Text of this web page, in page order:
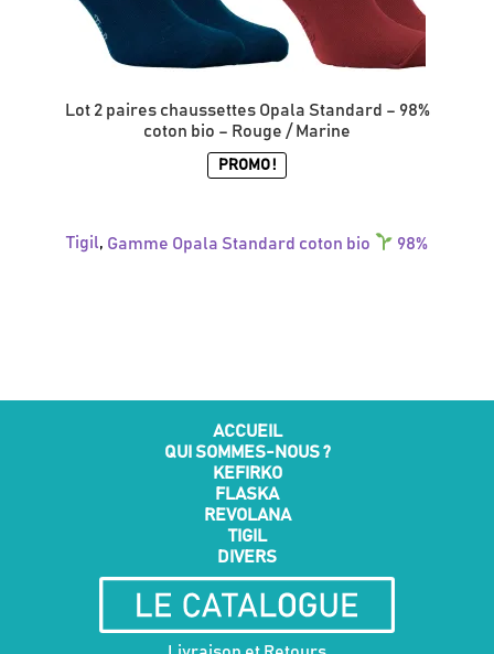
Lot 2 paires chaussettes Opala Standard – 98%
coton bio – Rouge / Marine
PROMO !
Tigil, Gamme Opala Standard coton bio
98%
être
choisies
sur
la
page
du
produit
ACCUEIL
QUI SOMMES-NOUS ?
KEFIRKO
FLASKA
REVOLANA
TIGIL
DIVERS